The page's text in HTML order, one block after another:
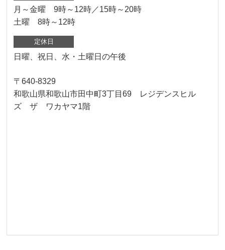
月～金曜 9時～12時／15時～20時
土曜 8時～12時
定休日
日曜、祝日、水・土曜日の午後
〒640-8329
和歌山県和歌山市田中町3丁目69 レジデンスヒル
ズ ザ ワカヤマ1階